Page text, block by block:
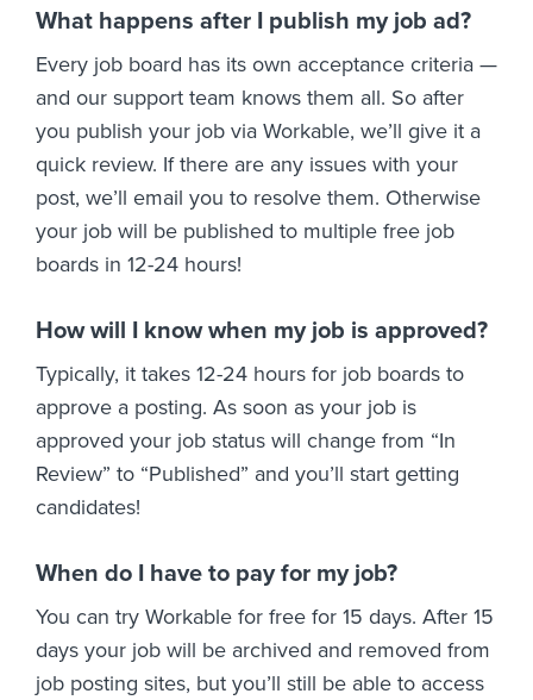
What happens after I publish my job ad?
Every job board has its own acceptance criteria —
and our support team knows them all. So after
you publish your job via Workable, we’ll give it a
quick review. If there are any issues with your
post, we’ll email you to resolve them. Otherwise
your job will be published to multiple free job
boards in 12-24 hours!
How will I know when my job is approved?
Typically, it takes 12-24 hours for job boards to
approve a posting. As soon as your job is
approved your job status will change from “In
Review” to “Published” and you’ll start getting
candidates!
When do I have to pay for my job?
You can try Workable for free for 15 days. After 15
days your job will be archived and removed from
job posting sites, but you’ll still be able to access